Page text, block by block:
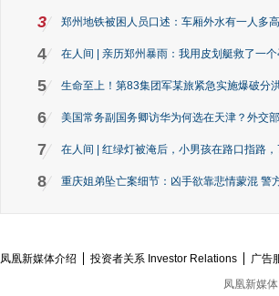
3 郑州地铁被困人员口述：车厢外水有一人多
4 在人间 | 亲历郑州暴雨：我用皮划艇救了一个
5 生命至上！第83集团军某旅紧急实施爆破分
6 美国常务副国务卿访华为何选在天津？外交
7 在人间 | 红绿灯被淹后，小男孩在路口指路
8 重庆姐弟坠亡案细节：凶手欲靠悲情蒙混 警
凤凰新媒体介绍 投资者关系 Investor Relations 广告
凤凰新媒体